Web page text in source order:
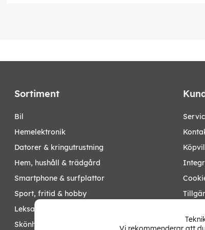
Sortiment
bil
hemelektronik
datorer & kringutrustning
hem, hushåll & trädgård
smartphone & surfplattor
sport, fritid & hobby
leksaker, barn- & babyprodukter
skönhet & hälsa